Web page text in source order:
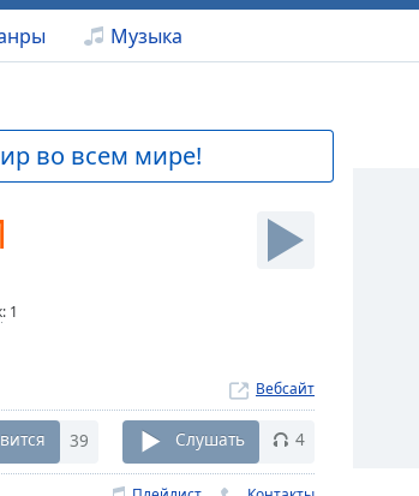
Музыка
во всем мире!
: 1
Вебсайт
39 Слушать 4